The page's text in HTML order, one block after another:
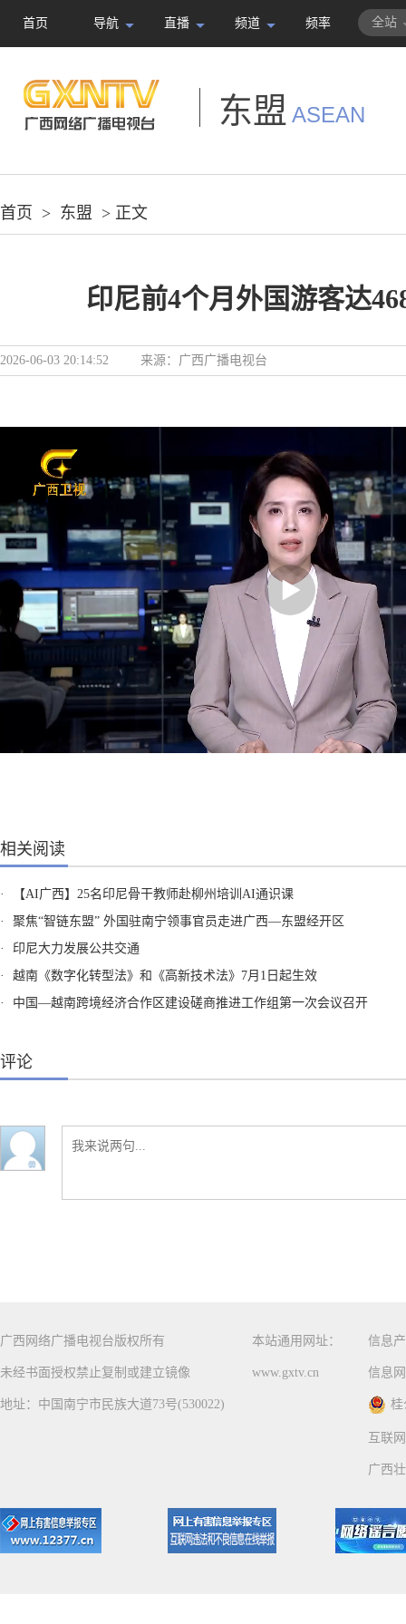
首页 导航 直播 频道 频率 全站
东盟 ASEAN
首页 > 东盟 > 正文
印尼前4个月外国游客达
2026-06-03 20:14:52 来源：广西广播电视台
相关阅读
·
【AI广西】25名印尼骨干教师赴柳州培训AI通识课
·
聚焦“智链东盟” 外国驻南宁领事官员走进广西—东盟经开区
·
印尼大力发展公共交通
·
越南《数字化转型法》和《高新技术法》7月1日起生效
·
中国—越南跨境经济合作区建设磋商推进工作组第一次会议召开
评论
广西网络广播电视台版权所有
未经书面授权禁止复制或建立镜像
地址：中国南宁市民族大道73号(530022)
本站通用网址：
www.gxtv.cn
信息
信息
桂
互联
广西